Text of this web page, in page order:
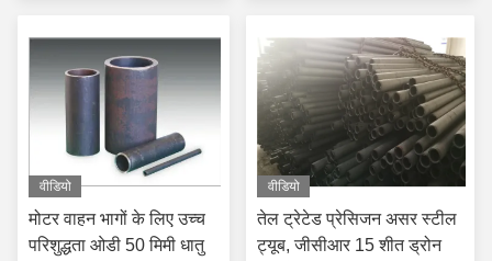
वीडियो
मोटर वाहन भागों के लिए उच्च
परिशुद्धता ओडी 50 मिमी धातु
वीडियो
तेल ट्रेटेड प्रेसिजन असर स्टील
ट्यूब, जीसीआर 15 शीत ड्रोन